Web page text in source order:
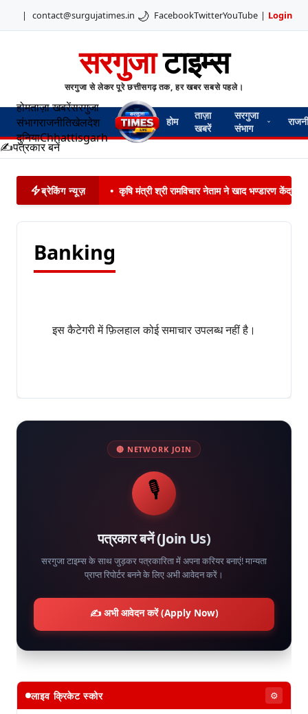
| contact@surgujatimes.in 🌙 FacebookTwitterYouTube | Login
सरगुजाटाइम्स
सरगुजा से लेकर पूरे छत्तीसगढ़ तक, हर खबर सबसे पहले।
होमताज़ा खबरेंसरगुजा
संभागराजनीतिखेलदेश
दुनियाChhattisgarh
होम
ताज़ा
खबरें
सरगुजा
संभाग
✍️पत्रकार बनें
ब्रेकिंग न्यूज़ • कृषि मंत्री श्री रामविचार नेताम ने खाद भण्डारण केंद्र,
Banking
इस कैटेगरी में फ़िलहाल कोई समाचार उपलब्ध नहीं है।
🔴 NETWORK JOIN
🎙️
पत्रकार बनें (Join Us)
सरगुजा टाइम्स के साथ जुड़कर पत्रकारिता में अपना करियर बनाएं! मान्यता
प्राप्त रिपोर्टर बनने के लिए अभी आवेदन करें।
✍️ अभी आवेदन करें (Apply Now)
लाइव क्रिकेट स्कोर ⚙️